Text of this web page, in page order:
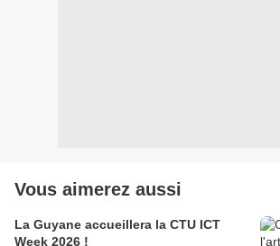
Vous aimerez aussi
La Guyane accueillera la CTU ICT
Week 2026 !